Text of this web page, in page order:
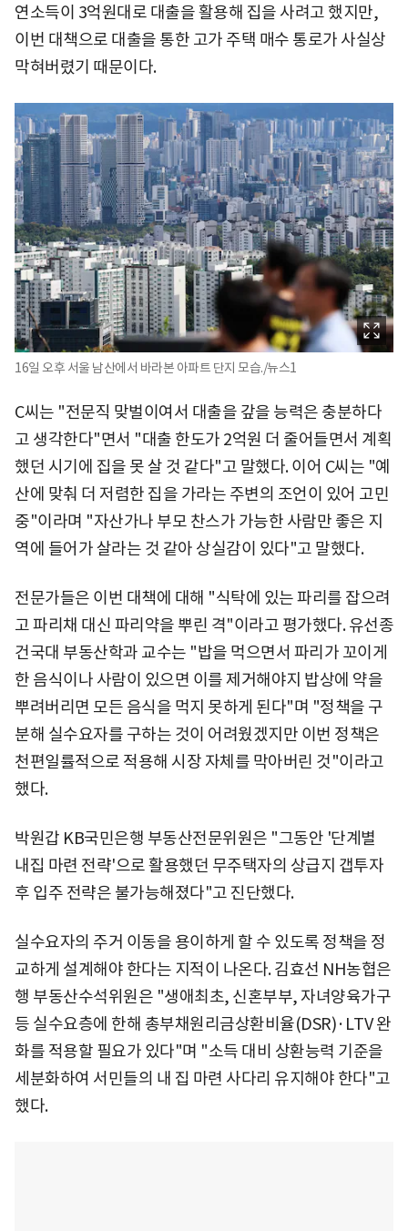
연소득이 3억원대로 대출을 활용해 집을 사려고 했지만,
이번 대책으로 대출을 통한 고가 주택 매수 통로가 사실상
막혀버렸기 때문이다.
16일 오후 서울 남산에서 바라본 아파트 단지 모습./뉴스1
C씨는 "전문직 맞벌이여서 대출을 갚을 능력은 충분하다
고 생각한다"면서 "대출 한도가 2억원 더 줄어들면서 계획
했던 시기에 집을 못 살 것 같다"고 말했다. 이어 C씨는 "예
산에 맞춰 더 저렴한 집을 가라는 주변의 조언이 있어 고민
중"이라며 "자산가나 부모 찬스가 가능한 사람만 좋은 지
역에 들어가 살라는 것 같아 상실감이 있다"고 말했다.
전문가들은 이번 대책에 대해 "식탁에 있는 파리를 잡으려
고 파리채 대신 파리약을 뿌린 격"이라고 평가했다. 유선종
건국대 부동산학과 교수는 "밥을 먹으면서 파리가 꼬이게
한 음식이나 사람이 있으면 이를 제거해야지 밥상에 약을
뿌려버리면 모든 음식을 먹지 못하게 된다"며 "정책을 구
분해 실수요자를 구하는 것이 어려웠겠지만 이번 정책은
천편일률적으로 적용해 시장 자체를 막아버린 것"이라고
했다.
박원갑 KB국민은행 부동산전문위원은 "그동안 '단계별
내집 마련 전략'으로 활용했던 무주택자의 상급지 갭투자
후 입주 전략은 불가능해졌다"고 진단했다.
실수요자의 주거 이동을 용이하게 할 수 있도록 정책을 정
교하게 설계해야 한다는 지적이 나온다. 김효선 NH농협은
행 부동산수석위원은 "생애최초, 신혼부부, 자녀양육가구
등 실수요층에 한해 총부채원리금상환비율(DSR)·LTV 완
화를 적용할 필요가 있다"며 "소득 대비 상환능력 기준을
세분화하여 서민들의 내 집 마련 사다리 유지해야 한다"고
했다.